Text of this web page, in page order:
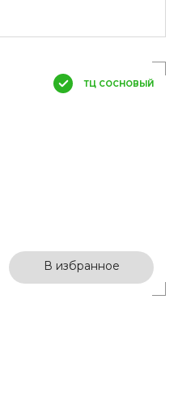
ТЦ СОСНОВЫЙ
В избранное